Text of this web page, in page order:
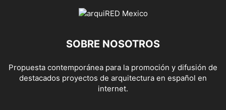
SOBRE NOSOTROS
Propuesta contemporánea para la promoción y difusión de
destacados proyectos de arquitectura en español en
internet.